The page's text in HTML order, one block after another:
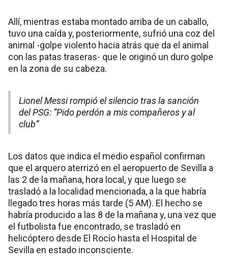
Allí, mientras estaba montado arriba de un caballo,
tuvo una caída y, posteriormente, sufrió una coz del
animal -golpe violento hacia atrás que da el animal
con las patas traseras- que le originó un duro golpe
en la zona de su cabeza.
Lionel Messi rompió el silencio tras la sanción
del PSG: “Pido perdón a mis compañeros y al
club”
Los datos que indica el medio español confirman
que el arquero aterrizó en el aeropuerto de Sevilla a
las 2 de la mañana, hora local, y que luego se
trasladó a la localidad mencionada, a la que habría
llegado tres horas más tarde (5 AM). El hecho se
habría producido a las 8 de la mañana y, una vez que
el futbolista fue encontrado, se trasladó en
helicóptero desde El Rocío hasta el Hospital de
Sevilla en estado inconsciente.